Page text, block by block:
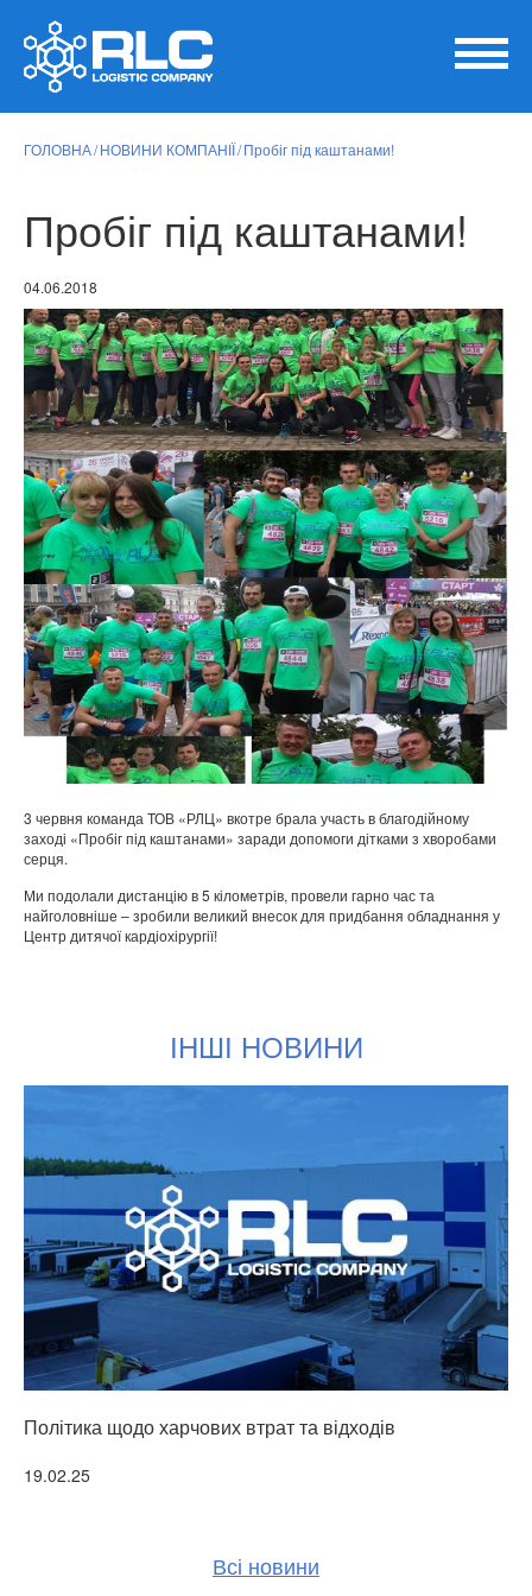
ГОЛОВНА НОВИНИ КОМПАНІЇ Пробіг під каштанами!
Пробіг під каштанами!
04.06.2018
3 червня команда ТОВ «РЛЦ» вкотре брала участь в благодійному
заході «Пробіг під каштанами» заради допомоги дітками з хворобами
серця.
Ми подолали дистанцію в 5 кілометрів, провели гарно час та
найголовніше – зробили великий внесок для придбання обладнання у
Центр дитячої кардіохірургії!
ІНШІ НОВИНИ
Політика щодо харчових втрат та відходів
19.02.25
Всі новини